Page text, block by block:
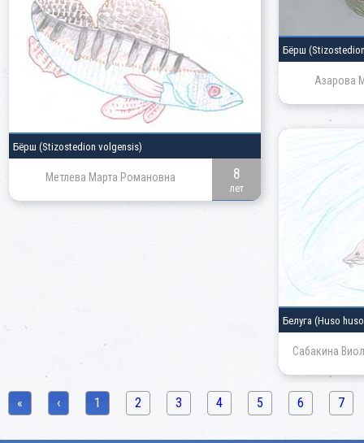
Бёрш
Азарова
Бёрш (Stizostedion volgensis)
Метлева Марта Романовна 8
лет
Белуга (Huso
Сабакина
« ‹ 1 2 3 4 5 6 7